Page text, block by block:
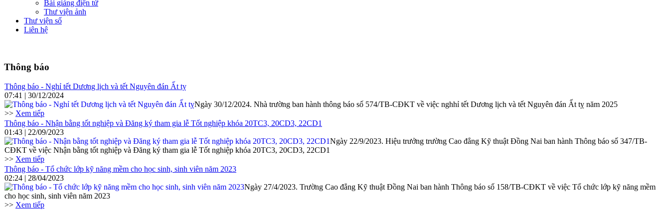
Bài giảng điện tử
Thư viện ảnh
Thư viện số
Liên hệ
Thông báo
Thông báo - Nghỉ tết Dương lịch và tết Nguyên đán Ất tỵ
07:41 | 30/12/2024
Ngày 30/12/2024. Nhà trường ban hành thông báo số 574/TB-CĐKT về việc nghhỉ tết Dương lịch và tết Nguyên đán Ất tỵ năm 2025
>> Xem tiếp
Thông báo - Nhận bằng tốt nghiệp và Đăng ký tham gia lễ Tốt nghiệp khóa 20TC3, 20CD3, 22CD1
01:43 | 22/09/2023
Ngày 22/9/2023. Hiệu trưởng trường Cao đẳng Kỹ thuật Đồng Nai ban hành Thông báo số 347/TB-
CĐKT về việc Nhận bằng tốt nghiệp và Đăng ký tham gia lễ Tốt nghiệp khóa 20TC3, 20CD3, 22CD1
>> Xem tiếp
Thông báo - Tổ chức lớp kỹ năng mềm cho học sinh, sinh viên năm 2023
02:24 | 28/04/2023
Ngày 27/4/2023. Trường Cao đẳng Kỹ thuật Đồng Nai ban hành Thông báo số 158/TB-CĐKT về việc Tổ chức lớp kỹ năng mềm
cho học sinh, sinh viên năm 2023
>> Xem tiếp